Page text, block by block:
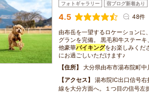
フォトギャラリー 宿ブログ新着あり
4.5 48件
由布岳を一望するロケーションに
グランを完備。 黒毛和牛ステー
他豪華バイキングをお楽しみくだ
にお過ごしいただけます♪
住所
大分県由布市湯布院町中
アクセス
湯布院IC出口信号
線を大分方面へ。１つ目の信号左